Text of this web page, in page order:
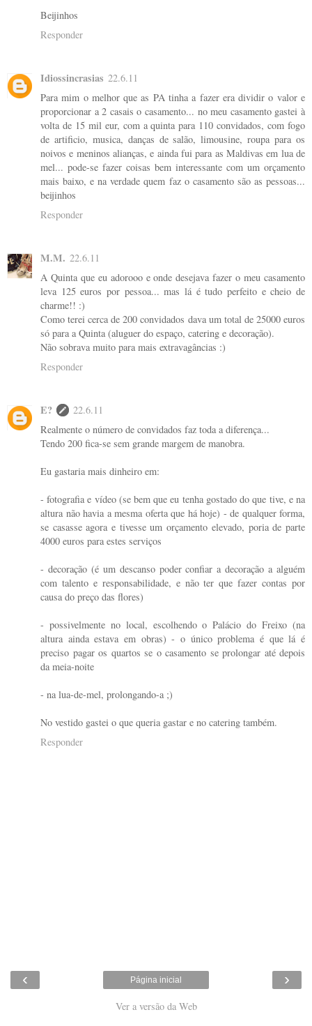
Beijinhos
Responder
Idiossincrasias 22.6.11
Para mim o melhor que as PA tinha a fazer era dividir o valor e
proporcionar a 2 casais o casamento... no meu casamento gastei à
volta de 15 mil eur, com a quinta para 110 convidados, com fogo
de artificio, musica, danças de salão, limousine, roupa para os
noivos e meninos alianças, e ainda fui para as Maldivas em lua de
mel... pode-se fazer coisas bem interessante com um orçamento
mais baixo, e na verdade quem faz o casamento são as pessoas...
beijinhos
Responder
M.M. 22.6.11
A Quinta que eu adorooo e onde desejava fazer o meu casamento
leva 125 euros por pessoa... mas lá é tudo perfeito e cheio de
charme!! :)
Como terei cerca de 200 convidados dava um total de 25000 euros
só para a Quinta (aluguer do espaço, catering e decoração).
Não sobrava muito para mais extravagâncias :)
Responder
E?
22.6.11
Realmente o número de convidados faz toda a diferença...
Tendo 200 fica-se sem grande margem de manobra.
Eu gastaria mais dinheiro em:
- fotografia e vídeo (se bem que eu tenha gostado do que tive, e na
altura não havia a mesma oferta que há hoje) - de qualquer forma,
se casasse agora e tivesse um orçamento elevado, poria de parte
4000 euros para estes serviços
- decoração (é um descanso poder confiar a decoração a alguém
com talento e responsabilidade, e não ter que fazer contas por
causa do preço das flores)
- possivelmente no local, escolhendo o Palácio do Freixo (na
altura ainda estava em obras) - o único problema é que lá é
preciso pagar os quartos se o casamento se prolongar até depois
da meia-noite
- na lua-de-mel, prolongando-a ;)
No vestido gastei o que queria gastar e no catering também.
Responder
‹ ›
Página inicial
Ver a versão da Web